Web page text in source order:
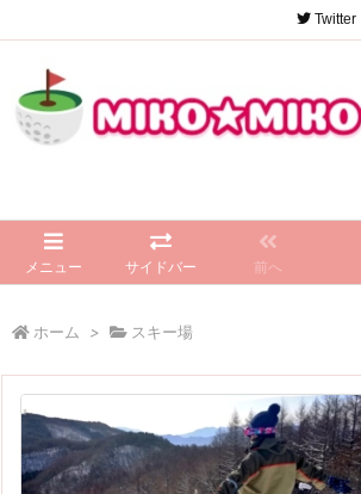
メニュー サイドバー 前へ
Twitter
ホーム > スキー場